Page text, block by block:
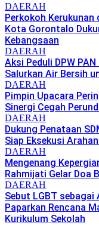
DAERAH
Perkokoh Kerukunan
Kota Gorontalo
Kebangsaan
DAERAH
Aksi Peduli DPW
Salurkan Air Bersih
DAERAH
Pimpin Upacara
Sinergi Cegah
DAERAH
Dukung Penataan
Siap Eksekusi
DAERAH
Mengenang
Rahmijati Gelar Doa
DAERAH
Sebut LGBT
Paparkan Rencana
Kurikulum Sekolah